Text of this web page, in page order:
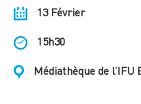
13 Février
15h30
Médiathèque de